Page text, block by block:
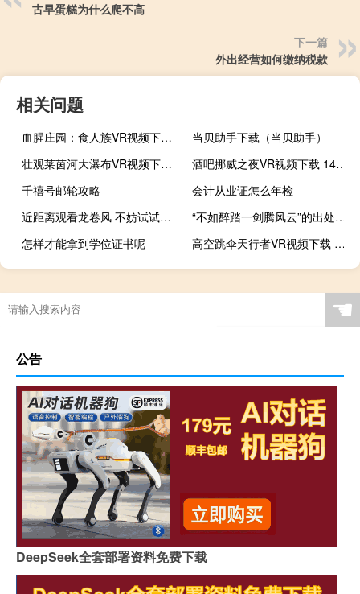
古早蛋糕为什么爬不高
下一篇
外出经营如何缴纳税款
相关问题
血腥庄园：食人族VR视频下载 23MB 悬疑惊悚类
当贝助手下载（当贝助手）
壮观莱茵河大瀑布VR视频下载 385MB 环球旅行类
酒吧挪威之夜VR视频下载 140MB 音乐MV类
千禧号邮轮攻略
会计从业证怎么年检
近距离观看龙卷风 不妨试试这款VR应用
“不如醉踏一剑腾风云”的出处是哪里
怎样才能拿到学位证书呢
高空跳伞天行者VR视频下载 74MB 极限刺激类
☚
公告
DeepSeek全套部署资料免费下载